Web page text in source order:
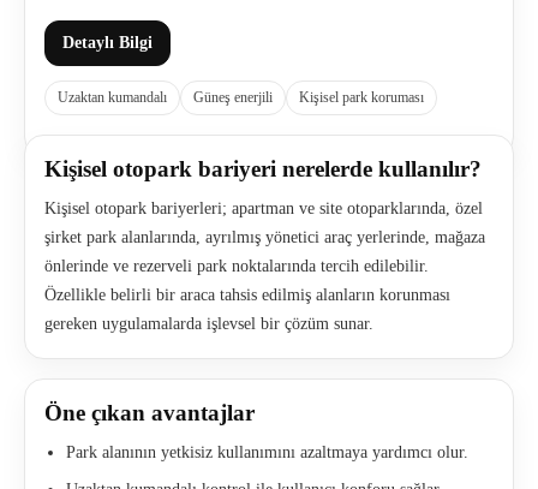
Detaylı Bilgi
Uzaktan kumandalı Güneş enerjili Kişisel park koruması
Kişisel otopark bariyeri nerelerde kullanılır?
Kişisel otopark bariyerleri; apartman ve site otoparklarında, özel
şirket park alanlarında, ayrılmış yönetici araç yerlerinde, mağaza
önlerinde ve rezerveli park noktalarında tercih edilebilir.
Özellikle belirli bir araca tahsis edilmiş alanların korunması
gereken uygulamalarda işlevsel bir çözüm sunar.
Öne çıkan avantajlar
Park alanının yetkisiz kullanımını azaltmaya yardımcı olur.